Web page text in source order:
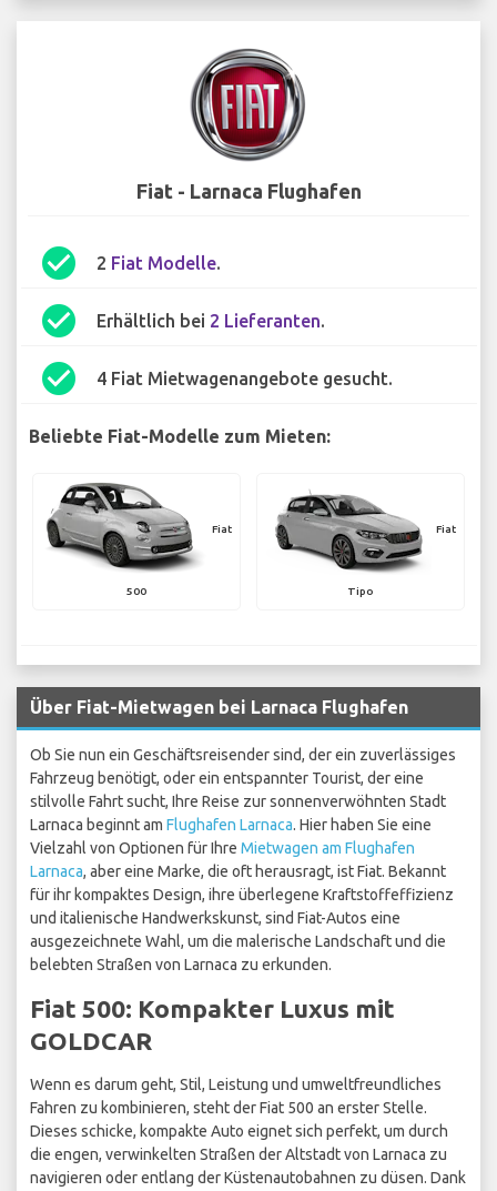
Fiat - Larnaca Flughafen
check_circle 2 Fiat Modelle.
check_circle Erhältlich bei 2 Lieferanten.
check_circle 4 Fiat Mietwagenangebote gesucht.
Beliebte Fiat-Modelle zum Mieten:
Fiat
500
Fiat
Tipo
Über Fiat-Mietwagen bei Larnaca Flughafen
Ob Sie nun ein Geschäftsreisender sind, der ein zuverlässiges
Fahrzeug benötigt, oder ein entspannter Tourist, der eine
stilvolle Fahrt sucht, Ihre Reise zur sonnenverwöhnten Stadt
Larnaca beginnt am Flughafen Larnaca. Hier haben Sie eine
Vielzahl von Optionen für Ihre Mietwagen am Flughafen
Larnaca, aber eine Marke, die oft herausragt, ist Fiat. Bekannt
für ihr kompaktes Design, ihre überlegene Kraftstoffeffizienz
und italienische Handwerkskunst, sind Fiat-Autos eine
ausgezeichnete Wahl, um die malerische Landschaft und die
belebten Straßen von Larnaca zu erkunden.
Fiat 500: Kompakter Luxus mit
GOLDCAR
Wenn es darum geht, Stil, Leistung und umweltfreundliches
Fahren zu kombinieren, steht der Fiat 500 an erster Stelle.
Dieses schicke, kompakte Auto eignet sich perfekt, um durch
die engen, verwinkelten Straßen der Altstadt von Larnaca zu
navigieren oder entlang der Küstenautobahnen zu düsen. Dank